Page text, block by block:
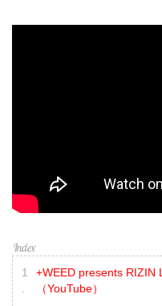
+WEED presents RIZIN
（YouTube）